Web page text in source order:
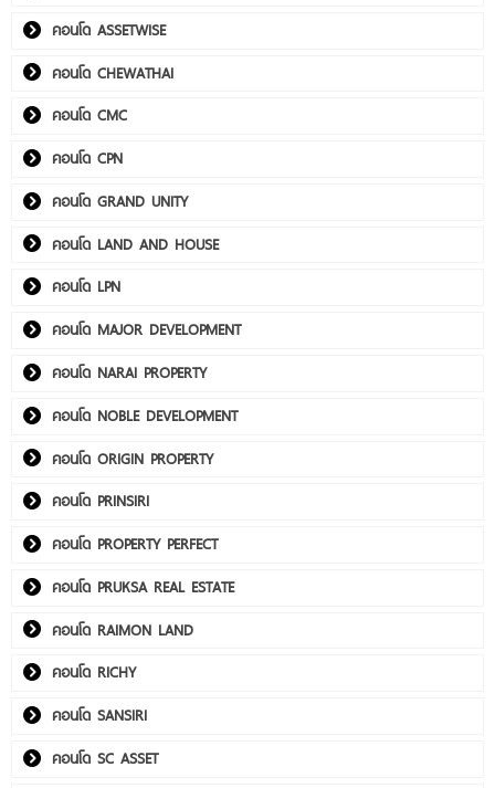
คอนโด ASSETWISE
คอนโด CHEWATHAI
คอนโด CMC
คอนโด CPN
คอนโด GRAND UNITY
คอนโด LAND AND HOUSE
คอนโด LPN
คอนโด MAJOR DEVELOPMENT
คอนโด NARAI PROPERTY
คอนโด NOBLE DEVELOPMENT
คอนโด ORIGIN PROPERTY
คอนโด PRINSIRI
คอนโด PROPERTY PERFECT
คอนโด PRUKSA REAL ESTATE
คอนโด RAIMON LAND
คอนโด RICHY
คอนโด SANSIRI
คอนโด SC ASSET